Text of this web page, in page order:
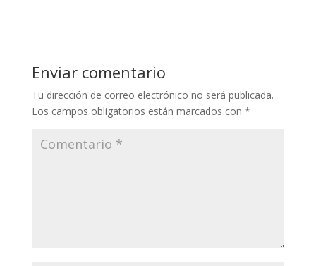
Enviar comentario
Tu dirección de correo electrónico no será publicada.
Los campos obligatorios están marcados con *